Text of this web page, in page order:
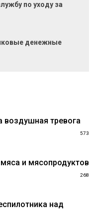
по уходу за
денежные
воздушная тревога
573
и мясопродуктов
268
над